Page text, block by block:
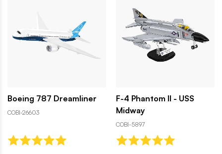
Boeing 787 Dreamliner
COBI-26603
F-4 Phantom II - USS
Midway
COBI-5897